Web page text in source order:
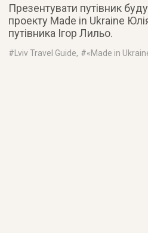
Презентувати путівник
проекту Made in Ukraine
путівника Ігор Лильо.
#Lviv Travel Guide, #«Made in